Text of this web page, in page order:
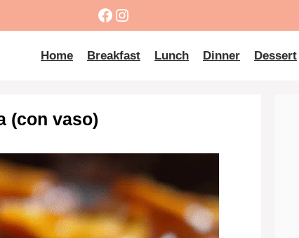
Facebook
Instagram
Home Breakfast Lunch Dinner Dessert
(con vaso)